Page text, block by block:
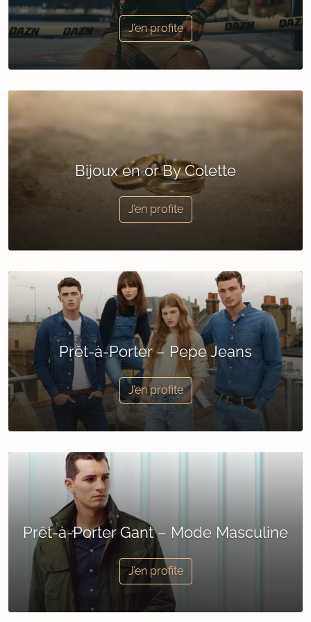
J’en profite
Bijoux en or By Colette
J’en profite
Prêt-à-Porter – Pepe Jeans
J’en profite
Prêt-à-Porter Gant – Mode Masculine
J’en profite